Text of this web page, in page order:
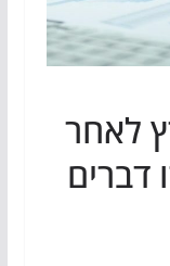
לאחר
דברים